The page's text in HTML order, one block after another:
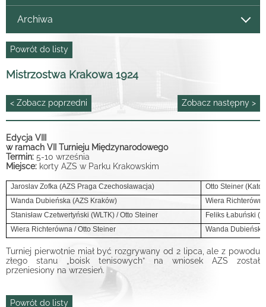
Archiwa
Powrót do listy
Mistrzostwa Krakowa 1924
< Zobacz poprzedni Zobacz następny >
Edycja VIII
w ramach VII Turnieju Międzynarodowego
Termin: 5-10 września
Miejsce: korty AZS w Parku Krakowskim
Jaroslav Zofka (AZS Praga Czechosławacja)
Otto Steiner
Wanda Dubieńska (AZS Kraków)
Wiera
Stanisław Czetwertyński(WLTK) / OttoSteiner
Feliks Łabuński
Wiera Richterówna / OttoSteiner Wanda
Turniej pierwotnie miał być rozgrywany od 2 lipca, ale z powodu
złego stanu „boisk tenisowych” na wniosek AZS został
przeniesiony na wrzesień.
Powrót do listy